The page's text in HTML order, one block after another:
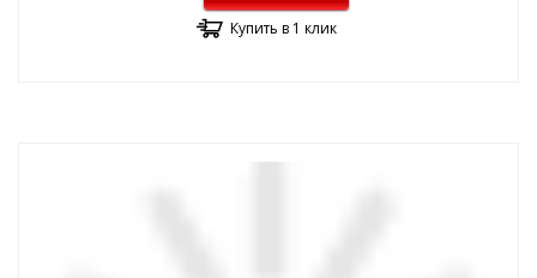
Купить в 1 клик